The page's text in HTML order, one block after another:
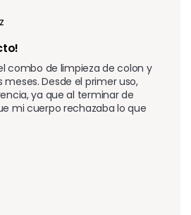
combo de limpieza de colon y
Desde el primer uso,
ya que al terminar de
mi cuerpo rechazaba lo que